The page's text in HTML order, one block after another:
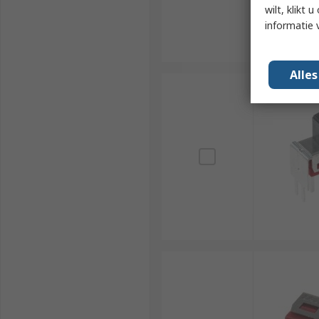
wilt, klikt u
informatie